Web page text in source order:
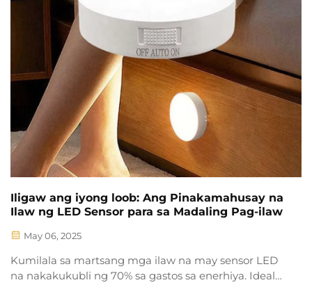
Iligaw ang iyong loob: Ang Pinakamahusay na
Ilaw ng LED Sensor para sa Madaling Pag-ilaw
May 06, 2025
Kumilala sa martsang mga ilaw na may sensor LED
na nakakukubli ng 70% sa gastos sa enerhiya. Ideal